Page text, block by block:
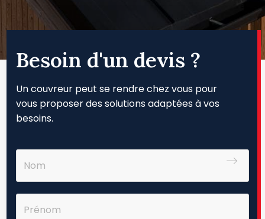
Besoin d'un devis ?
Un couvreur peut se rendre chez vous pour
vous proposer des solutions adaptées à vos
besoins.